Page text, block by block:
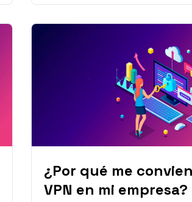
¿Por qué me
VPN en mi empresa?